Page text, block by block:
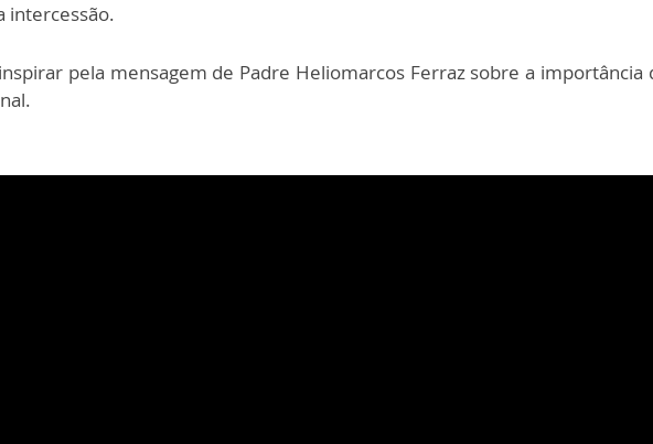
intercessão.
pela mensagem de Padre Heliomarcos Ferraz sobre a importância